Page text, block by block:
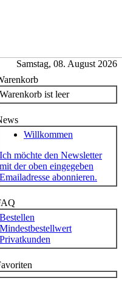
Samstag, 08. August 2026
Warenkorb ist leer
Willkommen
Ich möchte den Newsletter
mit der oben eingegeben
Emailadresse abonnieren.
Bestellen
Mindestbestellwert
Privatkunden